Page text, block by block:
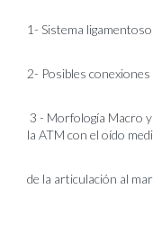
1- Sistema
2- Posibles
3 - Morfología Macro
la ATM con el oído
de la articulación al